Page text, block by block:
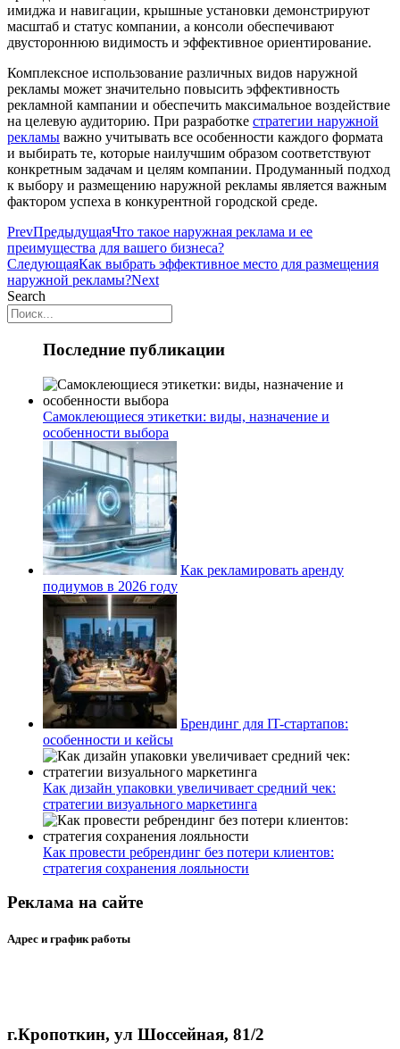
имиджа и навигации, крышные установки демонстрируют
масштаб и статус компании, а консоли обеспечивают
двустороннюю видимость и эффективное ориентирование.
Комплексное использование различных видов наружной
рекламы может значительно повысить эффективность
рекламной кампании и обеспечить максимальное воздействие
на целевую аудиторию. При разработке стратегии наружной
рекламы важно учитывать все особенности каждого формата
и выбирать те, которые наилучшим образом соответствуют
конкретным задачам и целям компании. Продуманный подход
к выбору и размещению наружной рекламы является важным
фактором успеха в конкурентной городской среде.
PrevПредыдущаяЧто такое наружная реклама и ее
преимущества для вашего бизнеса?
СледующаяКак выбрать эффективное место для размещения
наружной рекламы?Next
Search
Последние публикации
Самоклеющиеся этикетки: виды, назначение и
особенности выбора
Как рекламировать аренду
подиумов в 2026 году
Брендинг для IT-стартапов:
особенности и кейсы
Как дизайн упаковки увеличивает средний чек:
стратегии визуального маркетинга
Как провести ребрендинг без потери клиентов:
стратегия сохранения лояльности
Реклама на сайте
Адрес и график работы
г.Кропоткин, ул Шоссейная, 81/2